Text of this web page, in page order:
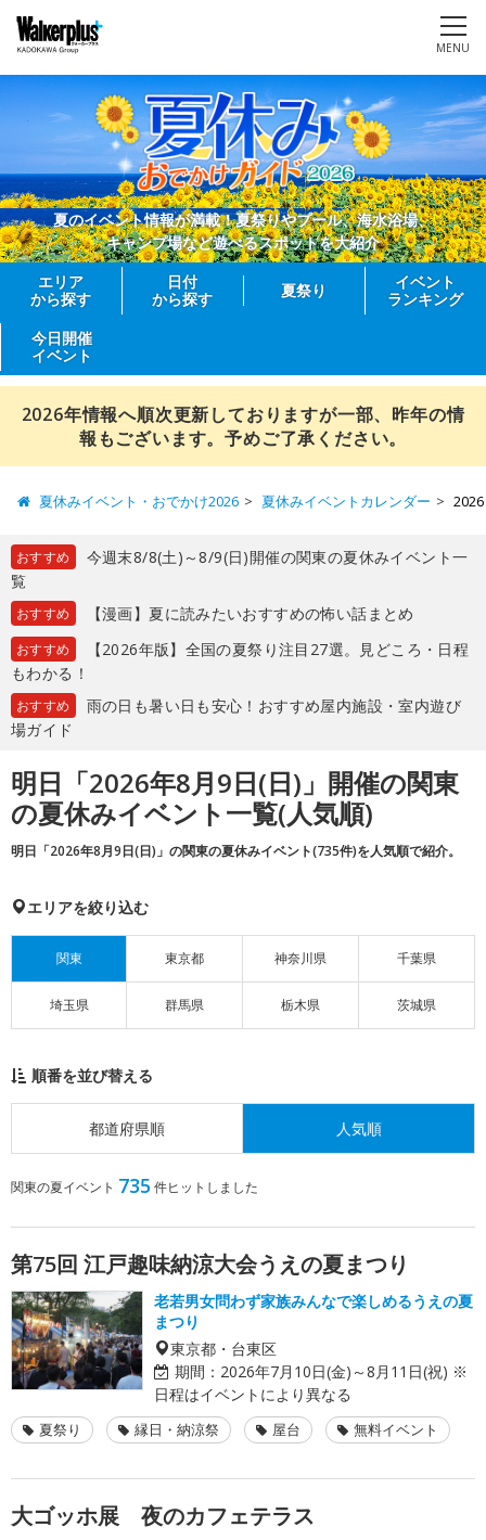
MENU
夏のイベント情報が満載！夏祭りやプール、海水浴場、
キャンプ場など遊べるスポットを大紹介
エリア
から探す
日付
から探す
夏祭り
イベント
ランキング
今日開催
イベント
2026年情報へ順次更新しておりますが一部、昨年の情
報もございます。予めご了承ください。
夏休みイベント・おでかけ2026 夏休みイベントカレンダー
おすすめ
今週末8/8(土)～8/9(日)開催の関東の夏休みイベント一
覧
おすすめ 【漫画】夏に読みたいおすすめの怖い話まとめ
おすすめ
【2026年版】全国の夏祭り注目27選。見どころ・日程
もわかる！
おすすめ
雨の日も暑い日も安心！おすすめ屋内施設・室内遊び
場ガイド
明日「2026年8月9日(日)」開催の関東
の夏休みイベント一覧(人気順)
明日「2026年8月9日(日)」の関東の夏休みイベント(735件)を人気順で紹介。
エリアを絞り込む
関東 東京都 神奈川県 千葉県
埼玉県 群馬県 栃木県 茨城県
順番を並び替える
都道府県順 人気順
関東の夏イベント 735 件ヒットしました
第75回 江戸趣味納涼大会うえの夏まつり
老若男女問わず家族みんなで楽しめるうえの夏
まつり
東京都・台東区
期間： 2026年7月10日(金)～8月11日(祝) ※
日程はイベントにより異なる
夏祭り 縁日・納涼祭 屋台 無料イベント
大ゴッホ展 夜のカフェテラス